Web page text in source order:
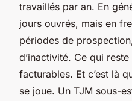
travaillés par an. En
jours ouvrés, mais en
périodes de
d’inactivité. Ce qui
facturables. Et c’est là
se joue. Un TJM sous-